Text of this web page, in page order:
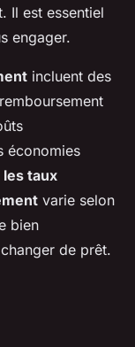
Il est essentiel
engager.
incluent des
économies
taux
varie selon
bien
de prêt.